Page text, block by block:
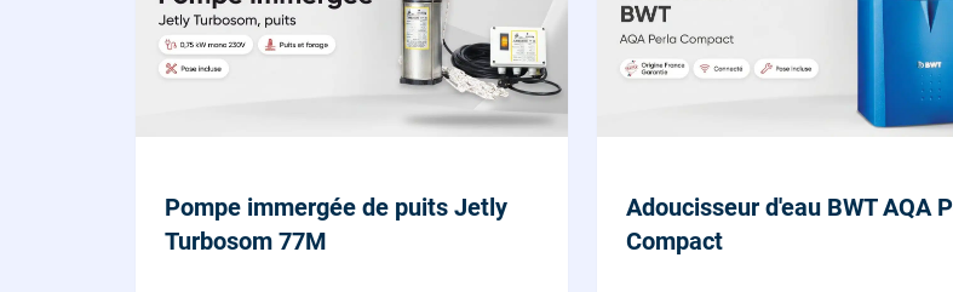
Pompe immergée de puits Jetly
Turbosom 77M
Adoucisseur d'eau BWT AQA
Compact